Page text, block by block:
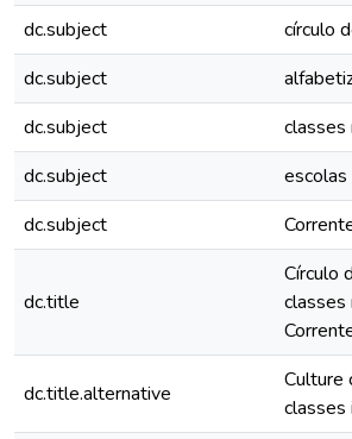
dc.subject
círculo
dc.subject
dc.subject
classes
dc.subject
escolas
dc.subject
dc.title
Círculo
classes
dc.title.alternative
Culture
classes